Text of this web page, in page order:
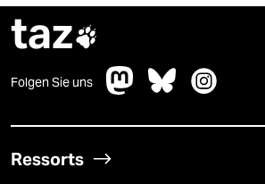
taz
Folgen Sie uns
Ressorts